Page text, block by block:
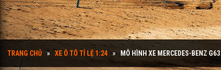
TRANG CHỦ XE Ô TÔ TỈ LỆ 1:24 MÔ HÌNH XE MERCEDES-BENZ